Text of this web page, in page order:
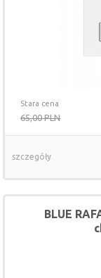
Stara cena
65,00 PLN
szczegóły
BLUE